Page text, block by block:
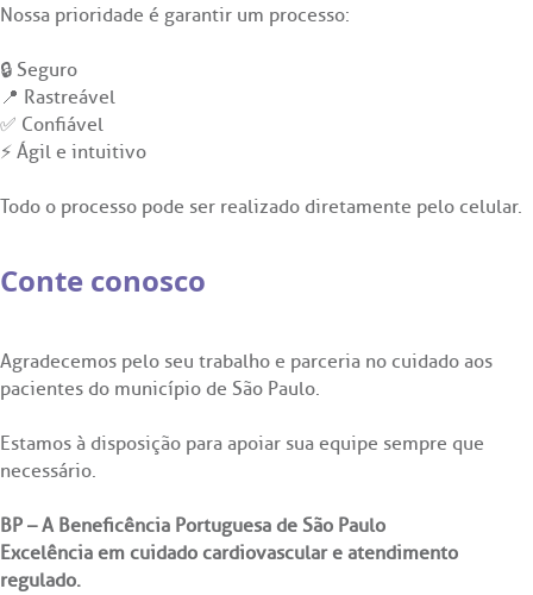
Endereço:
CEP: 01438-000 | Jardim Paulista
São Paulo - SP
de cuidado
e perdidos
Nossa prioridade é garantir um processo:
🔒 Seguro
📍 Rastreável
✅ Confiável
⚡ Ágil e intuitivo
Todo o processo pode ser realizado diretamente pelo celular.
Conte conosco
Agradecemos pelo seu trabalho e parceria no cuidado aos
pacientes do município de São Paulo.
Estamos à disposição para apoiar sua equipe sempre que
necessário.
BP – A Beneficência Portuguesa de São Paulo
Excelência em cuidado cardiovascular e atendimento
regulado.